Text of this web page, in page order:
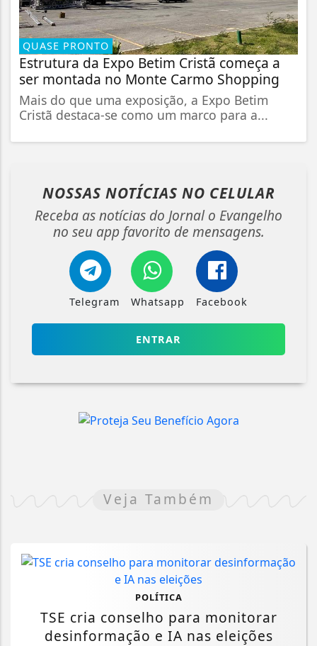
QUASE PRONTO
Estrutura da Expo Betim Cristã começa a
ser montada no Monte Carmo Shopping
Mais do que uma exposição, a Expo Betim
Cristã destaca-se como um marco para a...
NOSSAS NOTÍCIAS NO CELULAR
Receba as notícias do Jornal o Evangelho
no seu app favorito de mensagens.
Telegram Whatsapp Facebook
ENTRAR
Veja Também
POLÍTICA
TSE cria conselho para monitorar
desinformação e IA nas eleições